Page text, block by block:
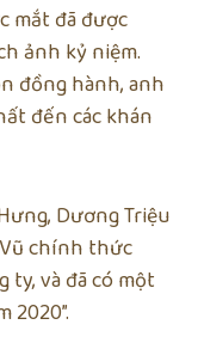
mắt đã được
ảnh kỷ niệm.
đồng hành, anh
đến các khán
Dương Triệu
chính thức
và đã có một